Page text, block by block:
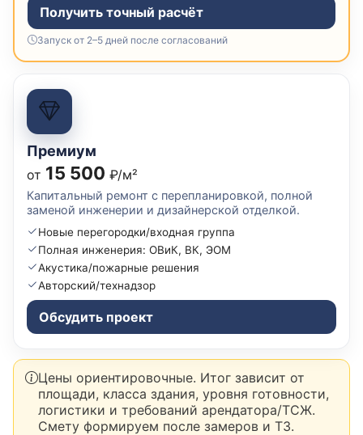
Получить точный расчёт
Запуск от 2–5 дней после согласований
Премиум
от 15 500 ₽/м²
Капитальный ремонт с перепланировкой, полной
заменой инженерии и дизайнерской отделкой.
Новые перегородки/входная группа
Полная инженерия: ОВиК, ВК, ЭОМ
Акустика/пожарные решения
Авторский/технадзор
Обсудить проект
Цены ориентировочные. Итог зависит от
площади, класса здания, уровня готовности,
логистики и требований арендатора/ТСЖ.
Смету формируем после замеров и ТЗ.